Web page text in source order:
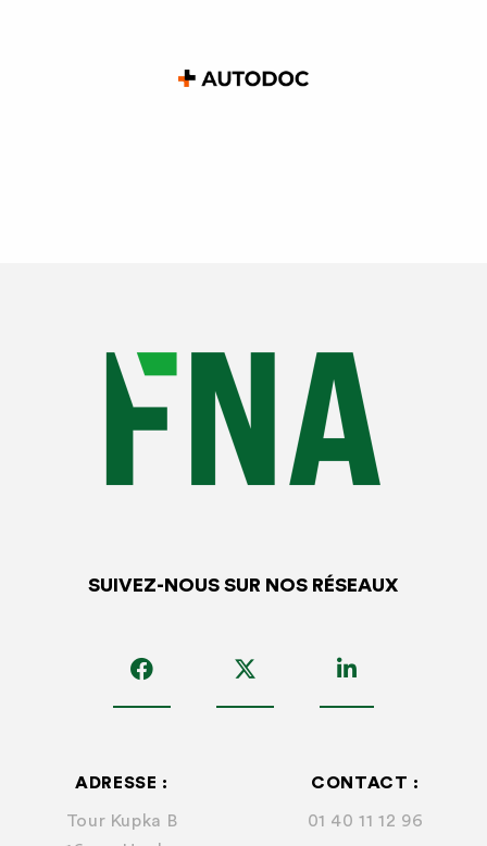
SUIVEZ-NOUS SUR NOS RÉSEAUX
ADRESSE :
Tour Kupka B
CONTACT :
01 40 11 12 96